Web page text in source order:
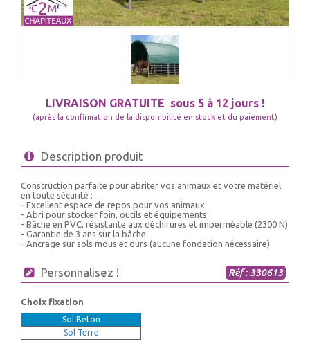
LIVRAISON GRATUITE sous 5 à 12 jours !
(après la confirmation de la disponibilité en stock et du paiement)
Description produit
Construction parfaite pour abriter vos animaux et votre matériel
en toute sécurité :
- Excellent espace de repos pour vos animaux
- Abri pour stocker foin, outils et équipements
- Bâche en PVC, résistante aux déchirures et imperméable (2300 N)
- Garantie de 3 ans sur la bâche
- Ancrage sur sols mous et durs (aucune fondation nécessaire)
Personnalisez ! Réf : 330613
Choix fixation
Sol Beton
Sol Terre